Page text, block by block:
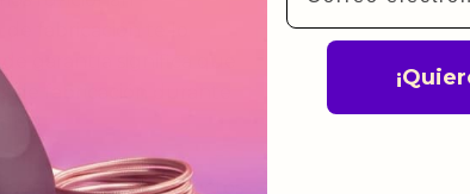
fabricación te lo
garantía significa que
de fabricación durante
para devolver productos